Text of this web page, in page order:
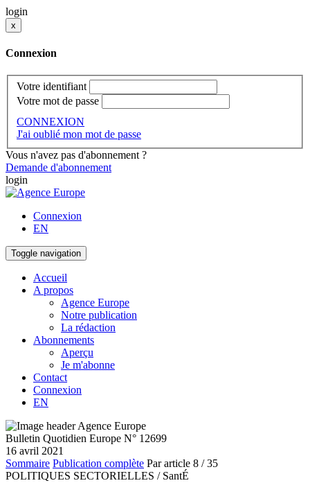
login
x
Connexion
Votre identifiant
Votre mot de passe
CONNEXION
J'ai oublié mon mot de passe
Vous n'avez pas d'abonnement ?
Demande d'abonnement
login
Connexion
EN
Toggle navigation
Accueil
A propos
Agence Europe
Notre publication
La rédaction
Abonnements
Aperçu
Je m'abonne
Contact
Connexion
EN
Bulletin Quotidien Europe N° 12699
16 avril 2021
Sommaire Publication complète Par article 8 / 35
POLITIQUES SECTORIELLES / SantÉ